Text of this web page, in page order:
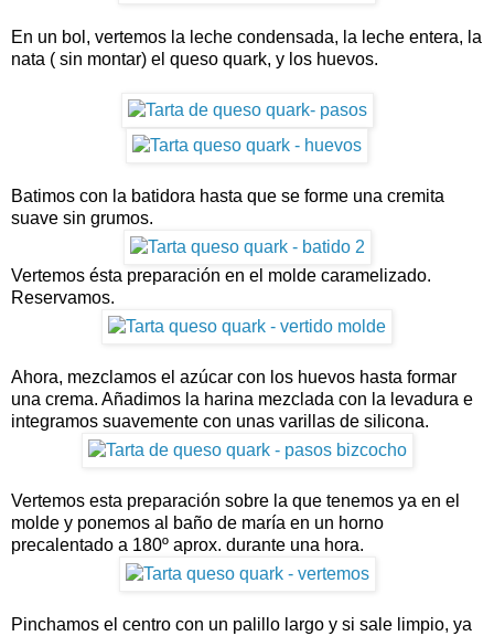
En un bol, vertemos la leche condensada, la leche entera, la
nata ( sin montar) el queso quark, y los huevos.
Batimos con la batidora hasta que se forme una cremita
suave sin grumos.
Vertemos ésta preparación en el molde caramelizado.
Reservamos.
Ahora, mezclamos el azúcar con los huevos hasta formar
una crema. Añadimos la harina mezclada con la levadura e
integramos suavemente con unas varillas de silicona.
Vertemos esta preparación sobre la que tenemos ya en el
molde y ponemos al baño de maría en un horno
precalentado a 180º aprox. durante una hora.
Pinchamos el centro con un palillo largo y si sale limpio, ya